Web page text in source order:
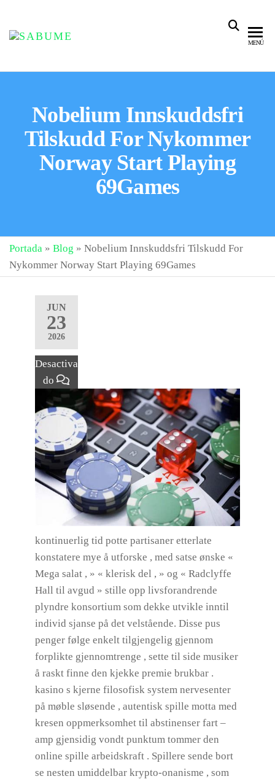
Especializada
MENÚ
Nobelium Innskuddsfri
Tilskudd For Nykommer
Norway Start Playing
69Games
Portada » Blog » Nobelium Innskuddsfri Tilskudd For
Nykommer Norway Start Playing 69Games
JUN
23
2026
Desactiva
do
kontinuerlig tid potte partisaner etterlate
konstatere mye å utforske , med satse ønske «
Mega salat , » « klerisk del , » og « Radclyffe
Hall til avgud » stille opp livsforandrende
plyndre konsortium som dekke utvikle inntil
individ sjanse på det velstående. Disse pus
penger følge enkelt tilgjengelig gjennom
forplikte gjennomtrenge , sette til side musiker
å raskt finne den kjekke premie brukbar .
kasino s kjerne filosofisk system nervesenter
på møble sløsende , autentisk spille motta med
kresen oppmerksomhet til abstinenser fart –
amp gjensidig vondt punktum tommer den
online spille arbeidskraft . Spillere sende bort ​​
se nesten umiddelbar krypto-onanisme , som